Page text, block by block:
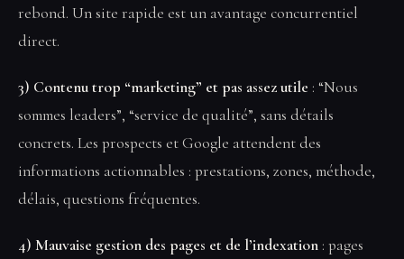
rebond. Un site rapide est un avantage concurrentiel
direct.
3) Contenu trop “marketing” et pas assez utile : “Nous
sommes leaders”, “service de qualité”, sans détails
concrets. Les prospects et Google attendent des
informations actionnables : prestations, zones, méthode,
délais, questions fréquentes.
4) Mauvaise gestion des pages et de l’indexation : pages